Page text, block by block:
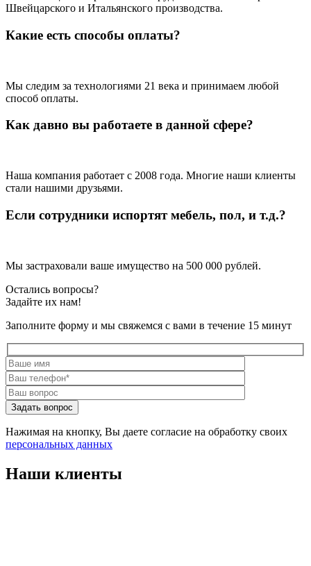
Швейцарского и Итальянского производства.
Какие есть способы оплаты?
Мы следим за технологиями 21 века и принимаем любой
способ оплаты.
Как давно вы работаете в данной сфере?
Наша компания работает с 2008 года. Многие наши клиенты
стали нашими друзьями.
Если сотрудники испортят мебель, пол, и т.д.?
Мы застраховали ваше имущество на 500 000 рублей.
Остались вопросы?
Задайте их нам!
Заполните форму и мы свяжемся с вами в течение 15 минут
Нажимая на кнопку, Вы даете согласие на обработку своих
персональных данных
Наши клиенты